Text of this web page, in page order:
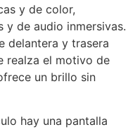
y de color,
y de audio inmersivas.
delantera y trasera
realza el motivo de
un brillo sin
hay una pantalla